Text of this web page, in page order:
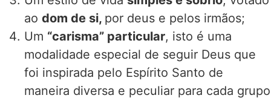
ao dom de si, por deus e pelos irmãos;
Um “carisma” particular, isto é uma
modalidade especial de seguir Deus que
foi inspirada pelo Espírito Santo de
maneira diversa e peculiar para cada grupo